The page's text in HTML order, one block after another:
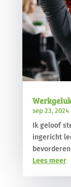
sep 23, 2024|
Ik geloof
ingericht
Lees meer